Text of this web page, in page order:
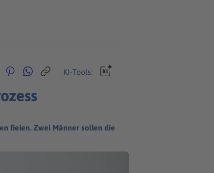
KI-Tools:
fielen. Zwei Männer sollen die